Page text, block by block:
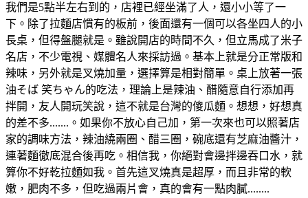
我們是5點半左右到的，店裡已經坐滿了人，還小小等了一
下。除了拉麵店慣有的板前，後面還有一個可以各坐四人的小
長桌，但得盤腿就是。雖說開店的時間不久，但立馬成了米子
名店，不少電視、媒體名人來採訪過。基本上就是分正常版和
辣味，另外就是叉燒加量，選擇算是相對簡單。桌上放著一張
油そば 笑ちゃん的吃法，理論上是辣油、醋隨意自行添加再
拌開，友人開玩笑說，這不就是台灣的傻瓜麵。想想，好想真
的差不多.......。如果你不放心自己加，第一次來也可以照著店
家的調味方法，辣油繞兩圈、醋三圈，碗底還有芝麻油醬汁，
連著麵徹底混合後再吃。相信我，你絕對會邊拌邊吞口水，就
算你不好乾拉麵如我。首先這叉燒真是超厚，而且非常的軟
嫩，肥肉不多，但吃過兩片會，真的會有一點肉膩........